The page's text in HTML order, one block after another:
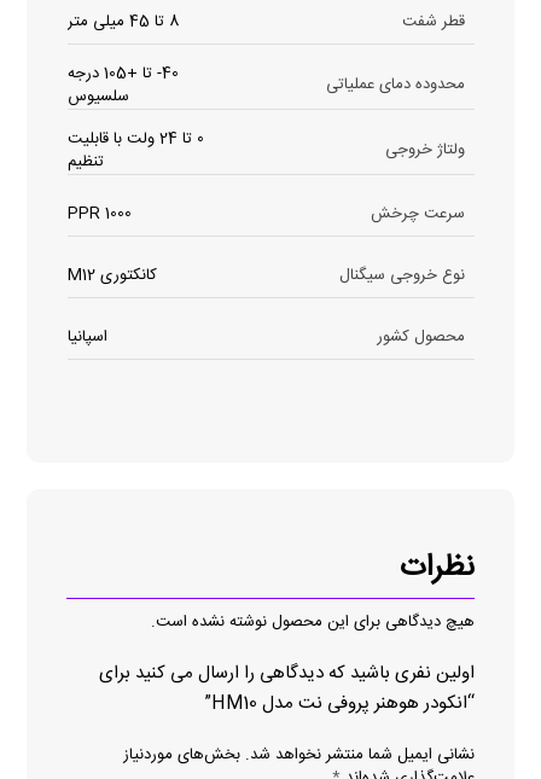
قطر شفت 8 تا 45 میلی متر
محدوده دمای عملیاتی
40- تا +105 درجه
سلسیوس
ولتاژ خروجی
0 تا 24 ولت با قابلیت
تنظیم
سرعت چرخش
1000 PPR
نوع خروجی سیگنال کانکتوری M12
محصول کشور اسپانیا
نظرات
هیچ دیدگاهی برای این محصول نوشته نشده است.
اولین نفری باشید که دیدگاهی را ارسال می کنید برای
“انکودر هوهنر پروفی نت مدل HM10”
نشانی ایمیل شما منتشر نخواهد شد. بخش‌های موردنیاز